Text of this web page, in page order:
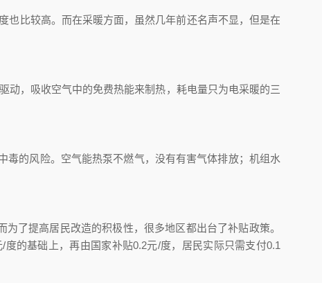
也比较高。而在采暖方面，虽然几年前还名声不显，但是在
动，吸收空气中的免费热能来制热，耗电量只为电采暖的三
的风险。空气能热泵不燃气，没有有害气体排放；机组水
了提高居民改造的积极性，很多地区都出台了补贴政策。
的基础上，再由国家补贴0.2元/度，居民实际只需支付0.1